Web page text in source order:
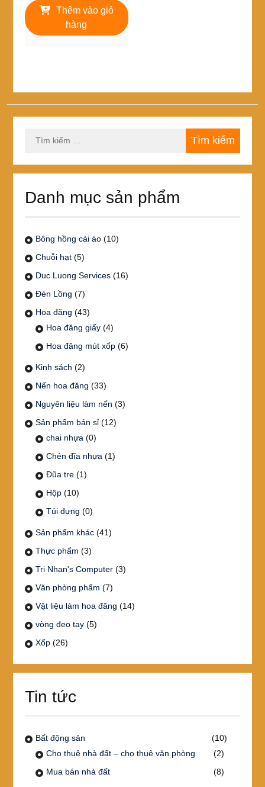
là:
80,000₫.
tại
75,000₫.
Thêm vào giỏ
hàng
kiếm
Danh mục sản phẩm
Bông hồng cài áo (10)
Chuỗi hạt (5)
Duc Luong Services (16)
Đèn Lồng (7)
Hoa đăng (43)
Hoa đăng giấy (4)
Hoa đăng mút xốp (6)
Kinh sách (2)
Nến hoa đăng (33)
Nguyên liệu làm nến (3)
Sản phẩm bán sỉ (12)
chai nhựa (0)
Chén đĩa nhựa (1)
Đũa tre (1)
Hộp (10)
Túi đựng (0)
Sản phẩm khác (41)
Thực phẩm (3)
Tri Nhan's Computer (3)
Văn phòng phẩm (7)
Vật liệu làm hoa đăng (14)
vòng đeo tay (5)
Xốp (26)
Tin tức
Bất động sản
(10)
Cho thuê nhà đất – cho thuê văn phòng
(2)
Mua bán nhà đất
(8)